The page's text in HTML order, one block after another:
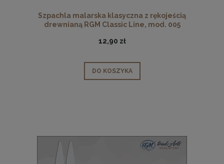
Szpachla malarska klasyczna z rękojeścią
drewnianą RGM Classic Line, mod. 005
12,90 zł
DO KOSZYKA